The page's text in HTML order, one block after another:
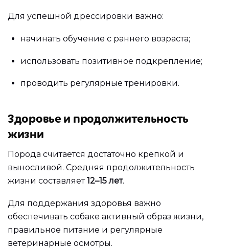
Для успешной дрессировки важно:
начинать обучение с раннего возраста;
использовать позитивное подкрепление;
проводить регулярные тренировки.
Здоровье и продолжительность
жизни
Порода считается достаточно крепкой и
выносливой. Средняя продолжительность
жизни составляет12–15 лет.
Для поддержания здоровья важно
обеспечивать собаке активный образ жизни,
правильное питание и регулярные
ветеринарные осмотры.